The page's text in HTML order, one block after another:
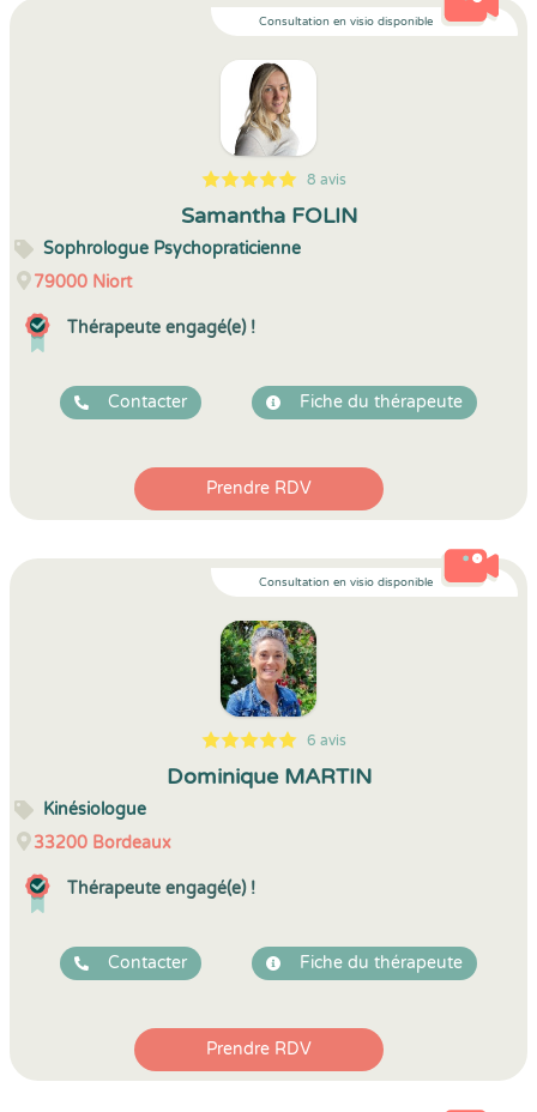
Consultation en visio disponible
5
1
5
8 8 avis
Samantha FOLIN
Sophrologue Psychopraticienne
79000 Niort
Thérapeute engagé(e) !
Contacter Fiche du thérapeute
Prendre RDV
Consultation en visio disponible
5
1
5
6 6 avis
Dominique MARTIN
Kinésiologue
33200 Bordeaux
Thérapeute engagé(e) !
Contacter Fiche du thérapeute
Prendre RDV